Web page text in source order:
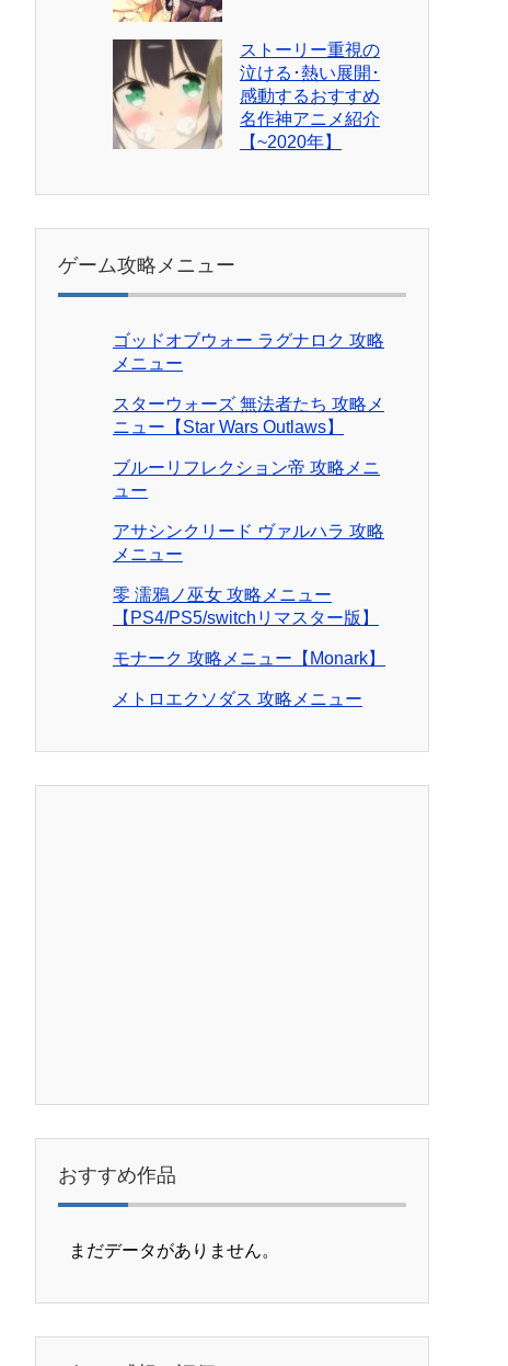
ストーリー重視の
泣ける･熱い展開･
感動するおすすめ
名作神アニメ紹介
【~2020年】
ゲーム攻略メニュー
ゴッドオブウォー ラグナロク 攻略
メニュー
スターウォーズ 無法者たち 攻略メ
ニュー【Star Wars Outlaws】
ブルーリフレクション帝 攻略メニ
ュー
アサシンクリード ヴァルハラ 攻略
メニュー
零 濡鴉ノ巫女 攻略メニュー
【PS4/PS5/switchリマスター版】
モナーク 攻略メニュー【Monark】
メトロエクソダス 攻略メニュー
おすすめ作品
まだデータがありません。